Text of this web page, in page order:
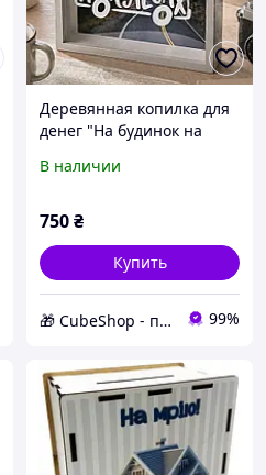
Деревянная копилка для
денег "На будинок на
В наличии
750₴
Купить
🎁 CubeShop - подарки и подарочная упаковка 99%